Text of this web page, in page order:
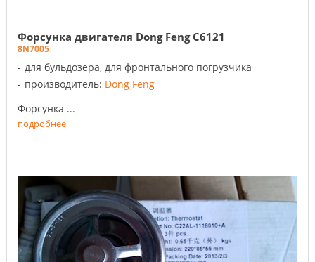
Форсунка двигателя Dong Feng C6121
8N7005
для бульдозера, для фронтального погрузчика
производитель: Dong Feng
Форсунка ...
подробнее